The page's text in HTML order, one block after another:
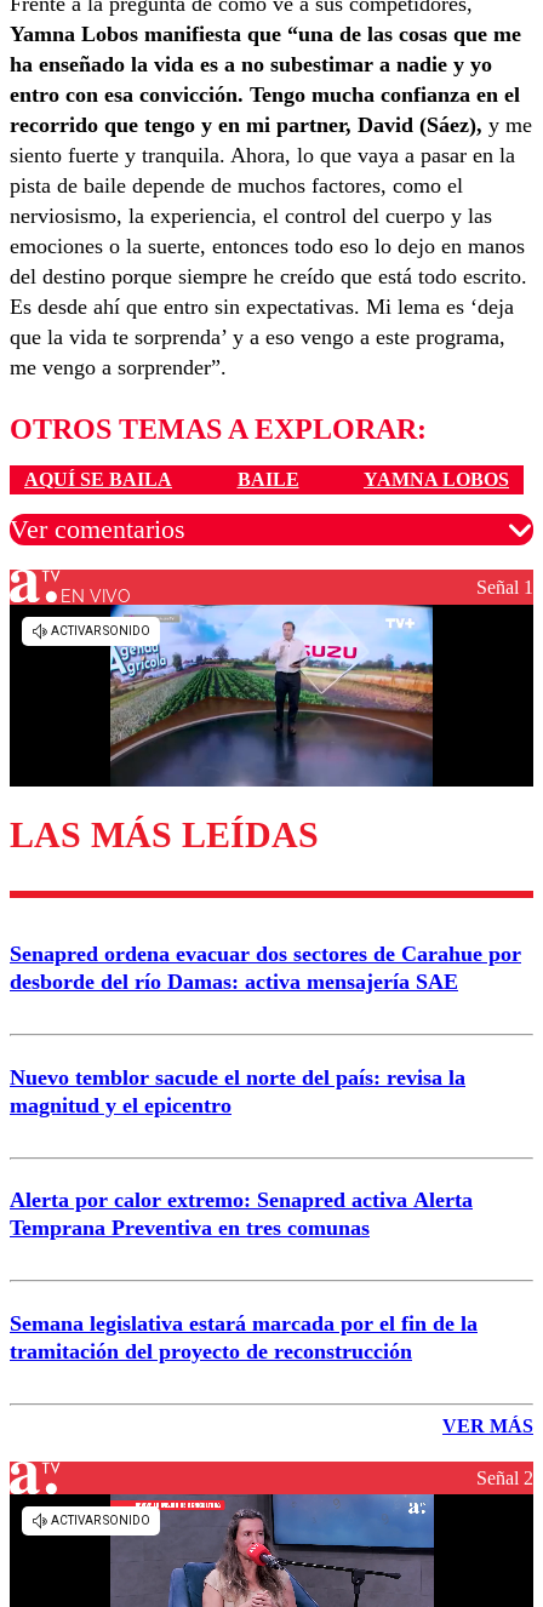
Yamna Lobos manifiesta que “una de las cosas que me
ha enseñado la vida es a no subestimar a nadie y yo
entro con esa convicción. Tengo mucha confianza en el
recorrido que tengo y en mi partner, David (Sáez), y me
siento fuerte y tranquila. Ahora, lo que vaya a pasar en la
pista de baile depende de muchos factores, como el
nerviosismo, la experiencia, el control del cuerpo y las
emociones o la suerte, entonces todo eso lo dejo en manos
del destino porque siempre he creído que está todo escrito.
Es desde ahí que entro sin expectativas. Mi lema es ‘deja
que la vida te sorprenda’ y a eso vengo a este programa,
me vengo a sorprender”.
OTROS TEMAS A EXPLORAR:
AQUÍ SE BAILA BAILE YAMNA LOBOS
Ver comentarios
Los comentarios son moderados para garantizar un
diálogo respetuoso.
Enviar comentario
EN VIVO Señal 1
LAS MÁS LEÍDAS
Senapred ordena evacuar dos sectores de Carahue por
desborde del río Damas: activa mensajería SAE
Nuevo temblor sacude el norte del país: revisa la
magnitud y el epicentro
Alerta por calor extremo: Senapred activa Alerta
Temprana Preventiva en tres comunas
Semana legislativa estará marcada por el fin de la
tramitación del proyecto de reconstrucción
VER MÁS
Señal 2